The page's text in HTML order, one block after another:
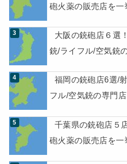
砲火薬の販売店を一
大阪の銃砲店６選
銃/ライフル/空気銃
福岡の銃砲店6選/
フル/空気銃の専門店
千葉県の銃砲店５
砲火薬の販売店を一